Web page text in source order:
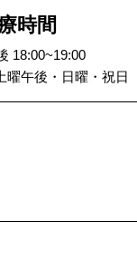
時間
18:00~19:00
午後・日曜・祝日